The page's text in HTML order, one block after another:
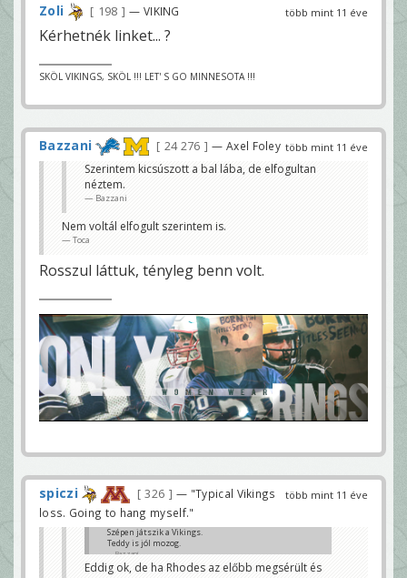
több mint 11 éve
Zoli 198 — VIKING
Kérhetnék linket... ?
SKÖL VIKINGS, SKÖL !!! LET' S GO MINNESOTA !!!
több mint 11 éve
Bazzani 24 276 — Axel Foley
Szerintem kicsúszott a bal lába, de elfogultan
néztem.
Bazzani
Nem voltál elfogult szerintem is.
Toca
Rosszul láttuk, tényleg benn volt.
több mint 11 éve
spiczi 326
— "Typical Vikings
loss. Going to hang myself."
Szépen játszik a Vikings.
Teddy is jól mozog.
Bazzani
Eddig ok, de ha Rhodes az előbb megsérült és